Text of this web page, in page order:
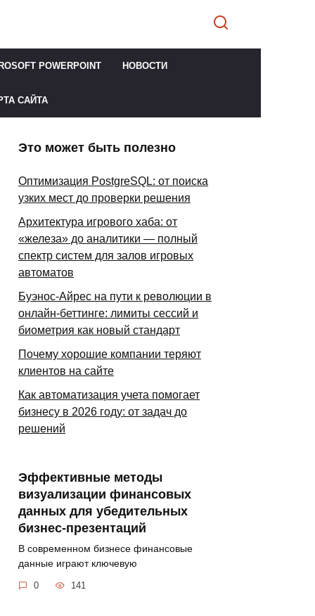
POWERPOINT НОВОСТИ
САЙТА
Это может быть полезно
Оптимизация PostgreSQL: от поиска
узких мест до проверки решения
Архитектура игрового хаба: от
«железа» до аналитики — полный
спектр систем для залов игровых
автоматов
Буэнос-Айрес на пути к революции в
онлайн-беттинге: лимиты сессий и
биометрия как новый стандарт
Почему хорошие компании теряют
клиентов на сайте
Как автоматизация учета помогает
бизнесу в 2026 году: от задач до
решений
Эффективные методы
визуализации финансовых
данных для убедительных
бизнес-презентаций
В современном бизнесе финансовые
данные играют ключевую
0 141